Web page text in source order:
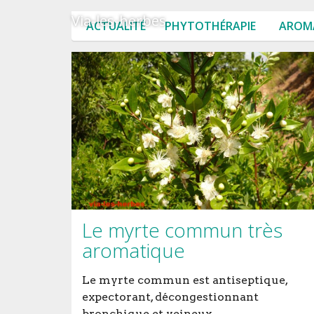
Via-les-herbes
ACTUALITÉ PHYTOTHÉRAPIE
Le myrte commun très
aromatique
Le myrte commun est antiseptique,
expectorant, décongestionnant